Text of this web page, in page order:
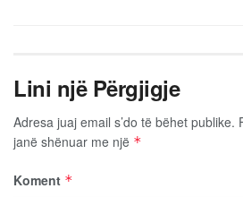
Lini një Përgjigje
Adresa juaj email s’do të bëhet publike.
janë shënuar me një *
Koment *